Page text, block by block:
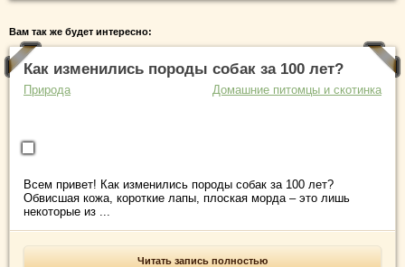
Вам так же будет интересно:
Как изменились породы собак за 100 лет?
Природа Домашние питомцы и скотинка
Всем привет! Как изменились породы собак за 100 лет?
Обвисшая кожа, короткие лапы, плоская морда – это лишь
некоторые из ...
Читать запись полностью